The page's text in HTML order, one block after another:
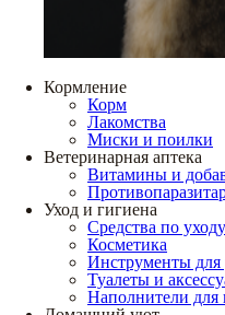
Кормление
Корм
Лакомства
Миски и поилки
Ветеринарная аптека
Витамины и
Уход и гигиена
Средства по уходу
Косметика
Инструменты для
Туалеты и
Наполнители для